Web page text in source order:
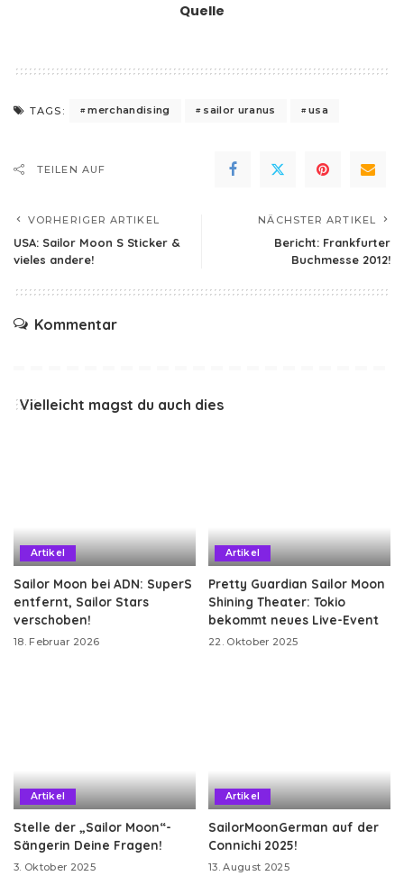
Quelle
TAGS: merchandising sailor uranus usa
TEILEN AUF
VORHERIGER ARTIKEL
USA: Sailor Moon S Sticker &
vieles andere!
NÄCHSTER ARTIKEL
Bericht: Frankfurter
Buchmesse 2012!
Kommentar
Vielleicht magst du auch dies
Artikel
Sailor Moon bei ADN: SuperS
entfernt, Sailor Stars
verschoben!
18. Februar 2026
Artikel
Pretty Guardian Sailor Moon
Shining Theater: Tokio
bekommt neues Live-Event
22. Oktober 2025
Artikel
Stelle der „Sailor Moon“-
Sängerin Deine Fragen!
3. Oktober 2025
Artikel
SailorMoonGerman auf der
Connichi 2025!
13. August 2025